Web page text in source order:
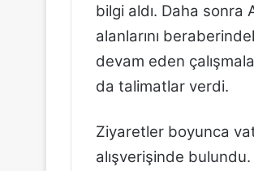
bilgi aldı. Daha sonra
alanlarını
devam eden
da talimatlar verdi.
Ziyaretler boyunca
alışverişinde